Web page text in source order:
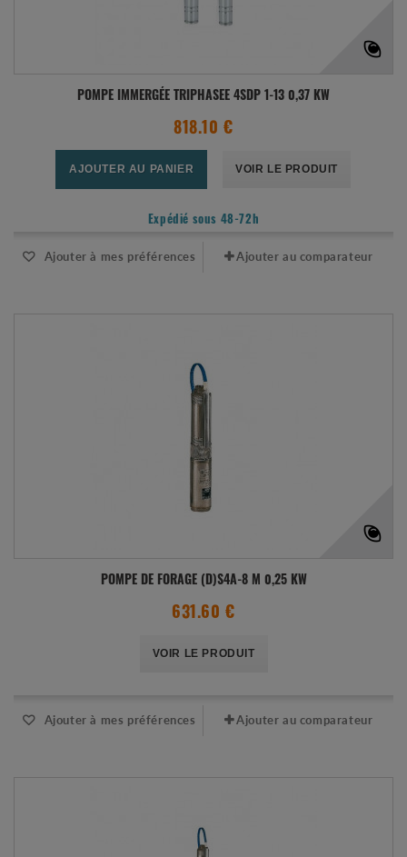
POMPE IMMERGÉE TRIPHASEE 4SDP 1-13 0,37 KW
818.10 €
AJOUTER AU PANIER VOIR LE PRODUIT
Expédié sous 48-72h
Ajouter à mes préférences Ajouter au comparateur
POMPE DE FORAGE (D)S4A-8 M 0,25 KW
631.60 €
VOIR LE PRODUIT
Ajouter à mes préférences Ajouter au comparateur